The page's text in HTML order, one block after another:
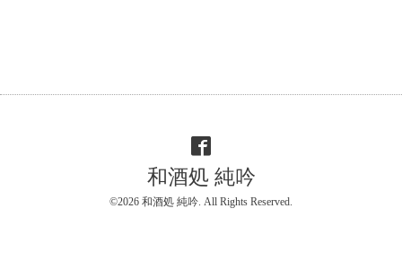
和酒処 純吟
©2026 和酒処 純吟 . All Rights Reserved.